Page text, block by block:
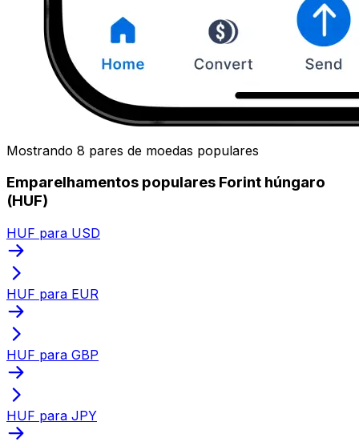
Mostrando 8 pares de moedas populares
Emparelhamentos populares Forint húngaro
(HUF)
HUF para USD
HUF para EUR
HUF para GBP
HUF para JPY